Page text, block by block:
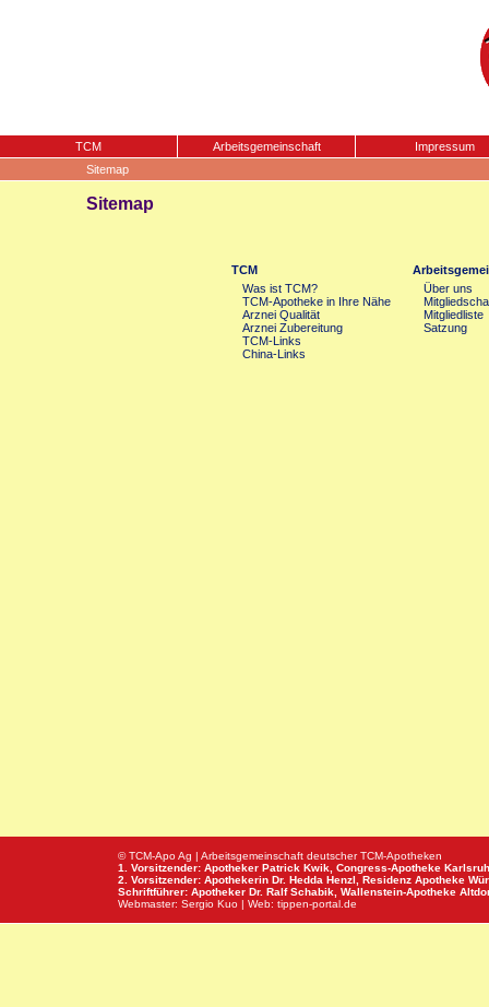
TCM Arbeitsgemeinschaft
Impressum
Sitemap
Sitemap
TCM
Was ist TCM?
TCM-Apotheke in Ihre Nähe
Arznei Qualität
Arznei Zubereitung
TCM-Links
China-Links
Über uns
Mitgliedliste
Satzung
© TCM-Apo Ag | Arbeitsgemeinschaft deutscher TCM-Apotheken
1. Vorsitzender: Apotheker Patrick Kwik, Congress-Apotheke
2. Vorsitzender: Apothekerin Dr. Hedda Henzl, Residenz Apotheke
Schriftführer: Apotheker Dr. Ralf Schabik, Wallenstein-Apotheke
Webmaster: Sergio Kuo | Web: tippen-portal.de